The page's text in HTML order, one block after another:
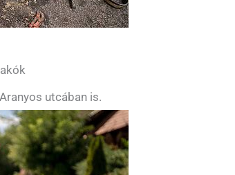
utcában is.